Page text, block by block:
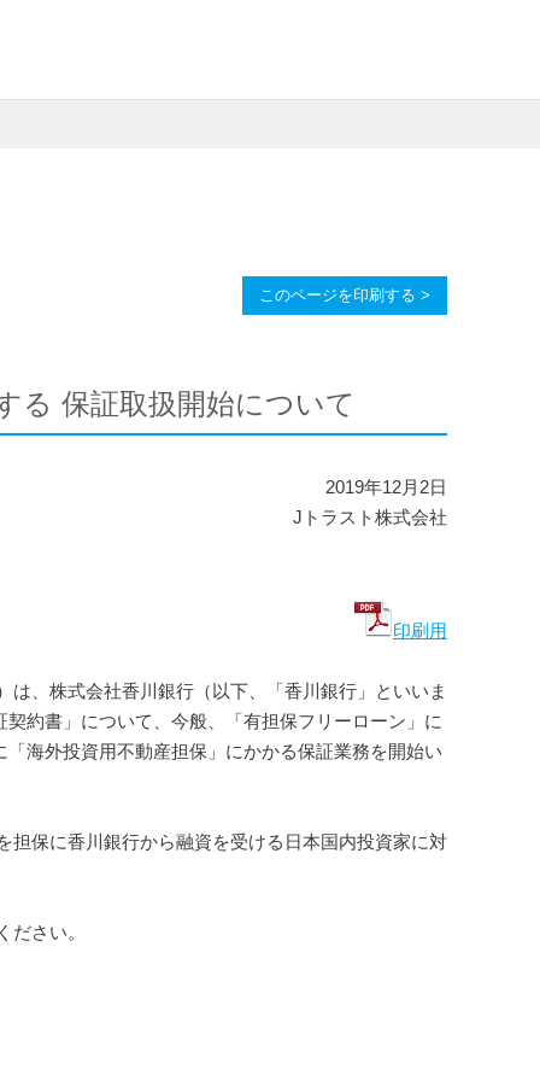
このページを印刷する >
る 保証取扱開始について
2019年12月2日
Jトラスト株式会社
印刷用
、株式会社香川銀行（以下、「香川銀行」といいま
約書」について、今般、「有担保フリーローン」に
海外投資用不動産担保」にかかる保証業務を開始い
保に香川銀行から融資を受ける日本国内投資家に対
さい。